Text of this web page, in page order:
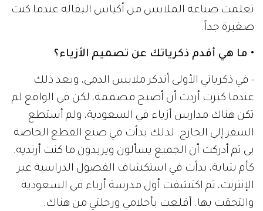
تعلمت صناعة الملابس من أكياس البقالة عندما كنت
صغيرة جداً.
• ما هي أقدم ذكرياتك عن تصميم الأزياء؟
- في ذكرياتي الأولى أتذكر ملابس الدمى، وبعد ذلك
عندما كبرت أردت أن أصبح مصممة، لكن في الواقع لم
تكن هناك مدارس أزياء في السعودية، ولم أستطع
السفر إلى الخارج. لذلك بدأت في صنع القطع الخاصة
بي ثم أدركت أن الجميع يسألون ويريدون ما كنت أرتديه.
كأم شابة، بدأت في استكشاف الفصول الدراسية عبر
الإنترنت، ثم اكتشفت أول مدرسة أزياء في السعودية
والتحقت بها. أقلعت بأحلامي ورحلتي من هناك.